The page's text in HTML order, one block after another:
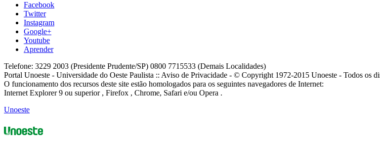
Facebook
Twitter
Instagram
Google+
Youtube
Aprender
Telefone: 3229 2003 (Presidente Prudente/SP) 0800 7715533 (Demais Localidades)
Portal Unoeste - Universidade do Oeste Paulista :: Aviso de Privacidade - © Copyright 1972-2015 Unoeste - Todos os
O funcionamento dos recursos deste site estão homologados para os seguintes navegadores de Internet:
Internet Explorer 9 ou superior , Firefox , Chrome, Safari e/ou Opera .
Unoeste